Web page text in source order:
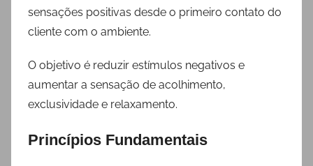
sensações positivas desde o primeiro contato do
cliente com o ambiente.
O objetivo é reduzir estímulos negativos e
aumentar a sensação de acolhimento,
exclusividade e relaxamento.
Princípios Fundamentais